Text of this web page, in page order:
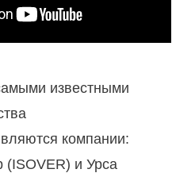
известными
компании:
и Урса